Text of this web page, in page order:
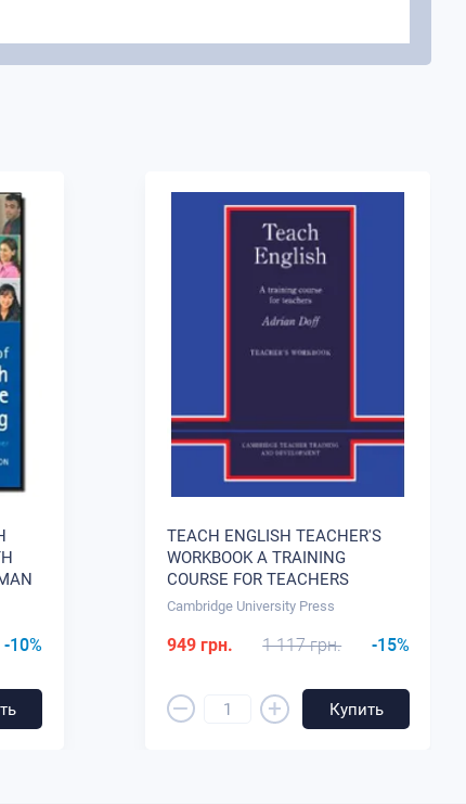
-10%
TEACH ENGLISH TEACHER'S
WORKBOOK A TRAINING
COURSE FOR TEACHERS
МЕТОДИЧЕСКАЯ ЛИТЕРАТУРА
Cambridge University Press
949 грн. 1 117 грн. -15%
– + Купить